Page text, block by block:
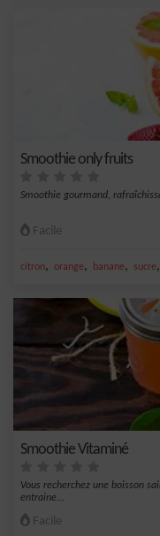
Smoothie only fruits
Smoothie gourmand,
Facile
citron, orange, banane, sucre,
Smoothie Vitaminé
Vous recherchez une boisson
entraine...
Facile